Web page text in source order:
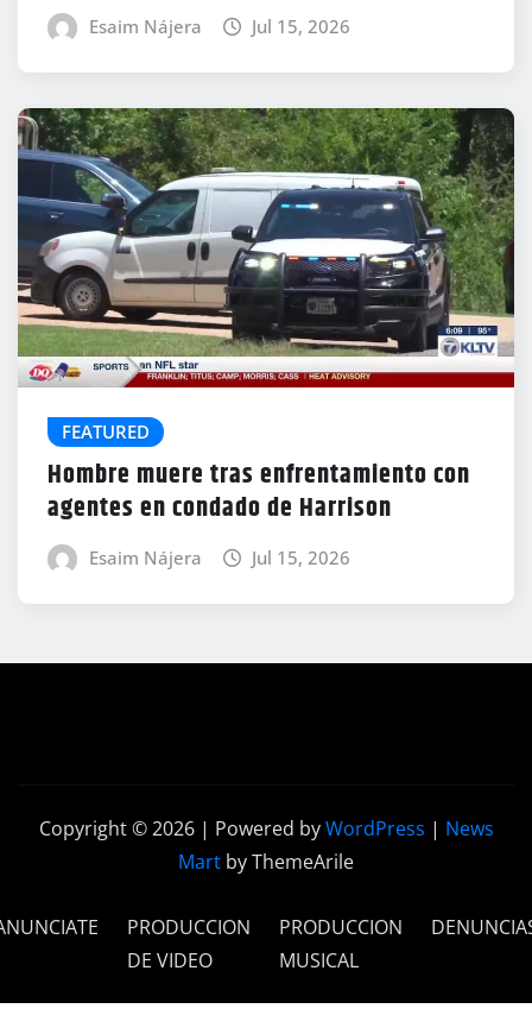
Esaim Nájera Jul 15, 2026
FEATURED
Hombre muere tras enfrentamiento con
agentes en condado de Harrison
Esaim Nájera Jul 15, 2026
Copyright © 2026 | Powered byWordPress | News
Mart by ThemeArile
PRODUCCION
DE VIDEO
PRODUCCION
MUSICAL